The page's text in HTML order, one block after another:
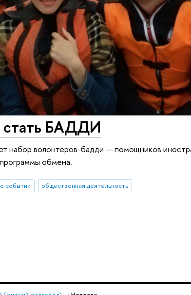
стать БАДДИ
набор волонтеров-бадди — помощников
обмена.
событии общественная деятельность